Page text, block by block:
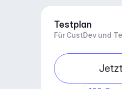
Testplan
Für CustDev und